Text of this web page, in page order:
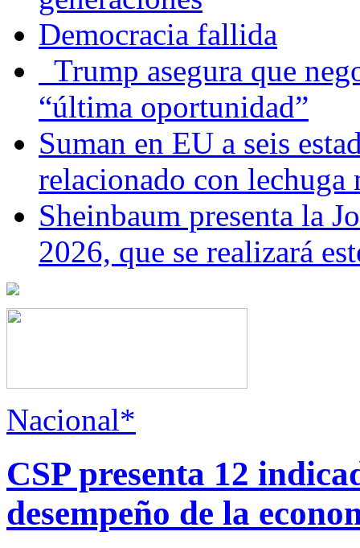
Democracia fallida
Trump asegura que
“última oportunidad”
Suman en EU a seis
relacionado con lechuga
Sheinbaum presenta la
2026, que se realizará
Nacional*
CSP presenta 12
desempeño de la